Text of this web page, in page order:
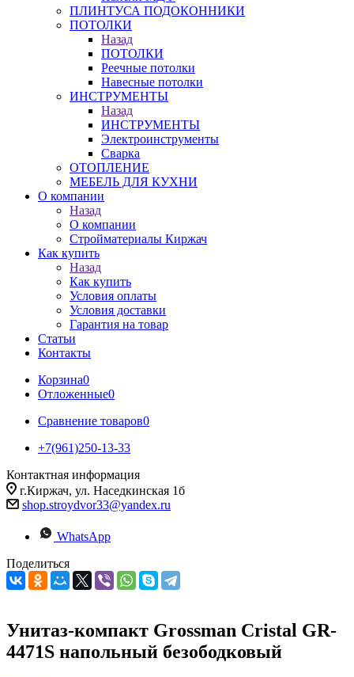
ПЛИНТУСА ПОДОКОННИКИ
ПОТОЛКИ
Назад
ПОТОЛКИ
Реечные потолки
Навесные потолки
ИНСТРУМЕНТЫ
Назад
ИНСТРУМЕНТЫ
Электроинструменты
Сварка
ОТОПЛЕНИЕ
МЕБЕЛЬ ДЛЯ КУХНИ
О компании
Назад
О компании
Стройматериалы Киржач
Как купить
Назад
Как купить
Условия оплаты
Условия доставки
Гарантия на товар
Статьи
Контакты
Корзина0
Отложенные0
Сравнение товаров0
+7(961)250-13-33
Контактная информация
г.Киржач, ул. Наседкинская 1б
shop.stroydvor33@yandex.ru
WhatsApp
Поделиться
Унитаз-компакт Grossman Cristal GR-
4471S напольный безободковый